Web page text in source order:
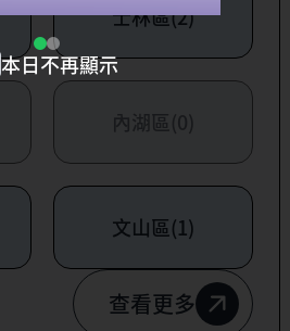
士林區(2)
內湖區(0)
文山區(1)
查看更多
本日不再顯示